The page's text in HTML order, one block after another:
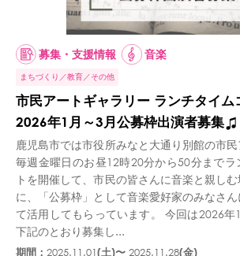
募集・支援情報 音楽
まちづくり 教育 その他
市民アートギャラリー ランチタイ
2026年1月～3月公募枠出演者募集♫
鹿児島市では市役所みなと大通り別館の市
毎週金曜日のお昼12時20分から50分までラ
トを開催して、市民の皆さんに音楽と親し
に、「公募枠」として音楽愛好家のみなさ
て活用してもらっています。 今回は2026年
下記のとおり募集し...
期間： 2025.11.01(土)〜 2025.11.28(金)